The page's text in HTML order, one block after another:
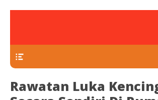
Rawatan Luka